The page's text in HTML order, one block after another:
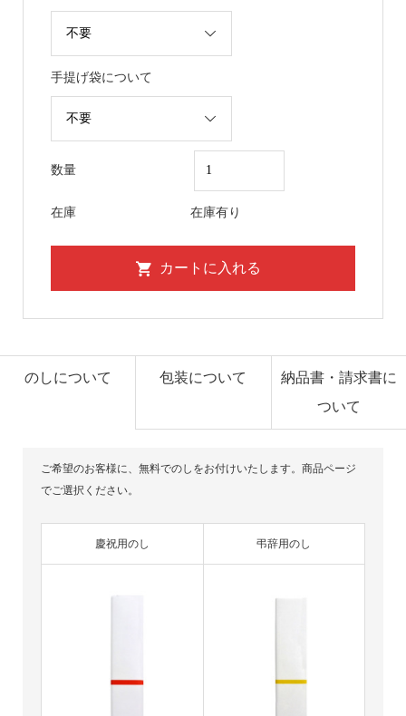
手提げ袋について
数量
在庫 在庫有り
のしについて 包装について
納品書・請求書に
ついて
ご希望のお客様に、無料でのしをお付けいたします。商品ページ
でご選択ください。
慶祝用のし 弔辞用のし